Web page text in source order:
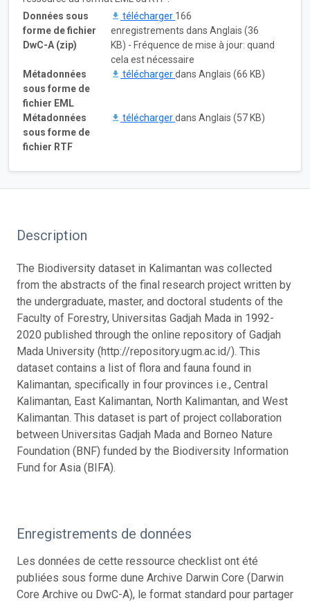
Données sous
forme de fichier
DwC-A (zip)
télécharger 166
enregistrements dans Anglais (36
KB) - Fréquence de mise à jour: quand
cela est nécessaire
Métadonnées
sous forme de
fichier EML
téléchargerdans Anglais (66 KB)
Métadonnées
sous forme de
fichier RTF
téléchargerdans Anglais (57 KB)
Description
The Biodiversity dataset in Kalimantan was collected
from the abstracts of the final research project written by
the undergraduate, master, and doctoral students of the
Faculty of Forestry, Universitas Gadjah Mada in 1992-
2020 published through the online repository of Gadjah
Mada University (http://repository.ugm.ac.id/). This
dataset contains a list of flora and fauna found in
Kalimantan, specifically in four provinces i.e., Central
Kalimantan, East Kalimantan, North Kalimantan, and West
Kalimantan. This dataset is part of project collaboration
between Universitas Gadjah Mada and Borneo Nature
Foundation (BNF) funded by the Biodiversity Information
Fund for Asia (BIFA).
Enregistrements de données
Les données de cette ressource checklist ont été
publiées sous forme dune Archive Darwin Core (Darwin
Core Archive ou DwC-A), le format standard pour partager